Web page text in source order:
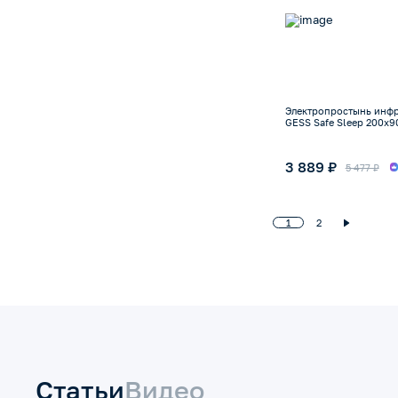
Электропростынь
GESS Safe Sleep
3 889 ₽ 5 477 ₽
1 2
СтатьиВидео